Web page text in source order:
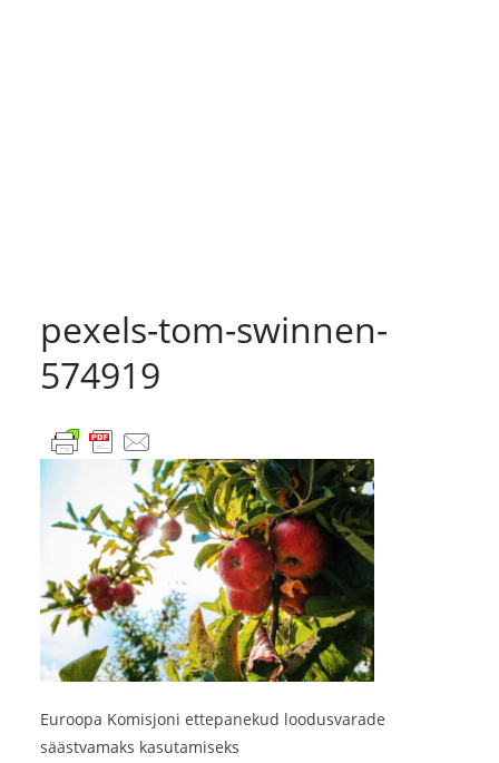
pexels-tom-swinnen-
574919
Euroopa Komisjoni ettepanekud loodusvarade
säästvamaks kasutamiseks